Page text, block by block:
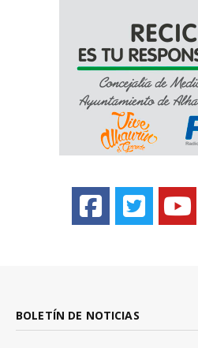
BOLETÍN DE NOTICIAS